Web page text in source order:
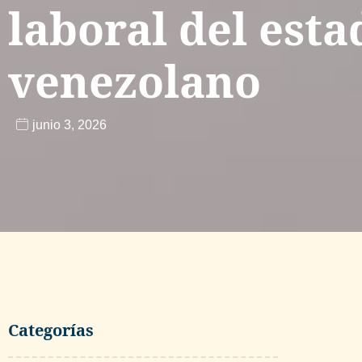
laboral del
venezolano
junio 3, 2026
Categorías